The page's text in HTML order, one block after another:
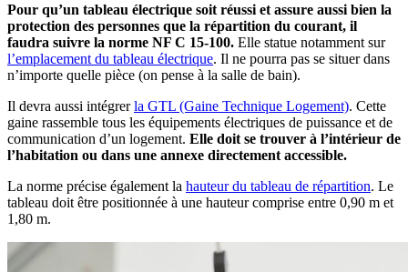
Pour qu’un tableau électrique soit réussi et assure aussi bien la
protection des personnes que la répartition du courant, il
faudra suivre la norme NF C 15-100. Elle statue notamment sur
l’emplacement du tableau électrique. Il ne pourra pas se situer dans
n’importe quelle pièce (on pense à la salle de bain).
Il devra aussi intégrerla GTL (Gaine Technique Logement). Cette
gaine rassemble tous les équipements électriques de puissance et de
communication d’un logement. Elle doit se trouver à l’intérieur de
l’habitation ou dans une annexe directement accessible.
La norme précise également la hauteur du tableau de répartition. Le
tableau doit être positionnée à une hauteur comprise entre 0,90 m et
1,80 m.